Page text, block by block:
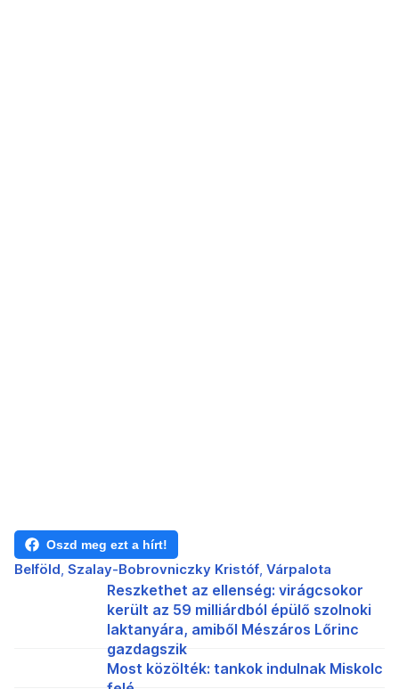
Oszd meg ezt a hírt!
Belföld Szalay-Bobrovniczky Kristóf Várpalota
Reszkethet az ellenség: virágcsokor
került az 59 milliárdból épülő szolnoki
laktanyára, amiből Mészáros Lőrinc
gazdagszik
Most közölték: tankok indulnak Miskolc